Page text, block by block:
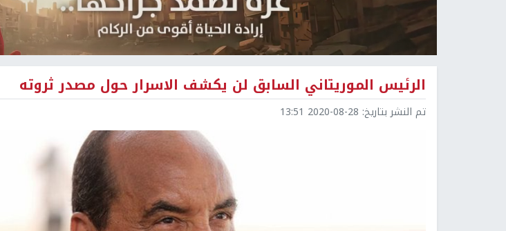
الرئيس الموريتاني السابق لن يكشف الاسرار حول مصدر ثروته
تم النشر بتاريخ: 2020-08-28 13:51